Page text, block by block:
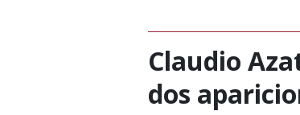
Claudio
dos